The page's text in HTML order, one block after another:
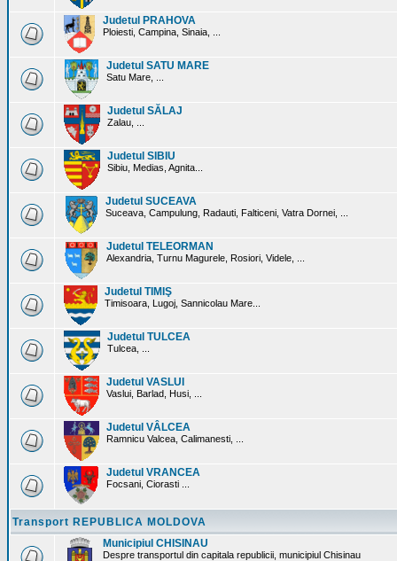
Judetul PRAHOVA
Ploiesti, Campina, Sinaia, ...
Judetul SATU MARE
Satu Mare, ...
Judetul SĂLAJ
Zalau, ...
Judetul SIBIU
Sibiu, Medias, Agnita...
Judetul SUCEAVA
Suceava, Campulung, Radauti, Falticeni, Vatra Dornei, ...
Judetul TELEORMAN
Alexandria, Turnu Magurele, Rosiori, Videle, ...
Judetul TIMIŞ
Timisoara, Lugoj, Sannicolau Mare...
Judetul TULCEA
Tulcea, ...
Judetul VASLUI
Vaslui, Barlad, Husi, ...
Judetul VÂLCEA
Ramnicu Valcea, Calimanesti, ...
Judetul VRANCEA
Focsani, Ciorasti ...
Transport REPUBLICA MOLDOVA
Municipiul CHISINAU
Despre transportul din capitala republicii, municipiul Chisinau